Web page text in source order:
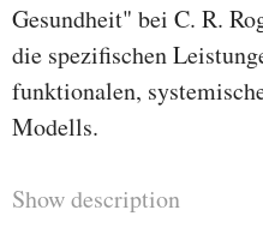
Gesundheit" bei C. R.
die spezifischen
funktionalen,
Modells.
Show description